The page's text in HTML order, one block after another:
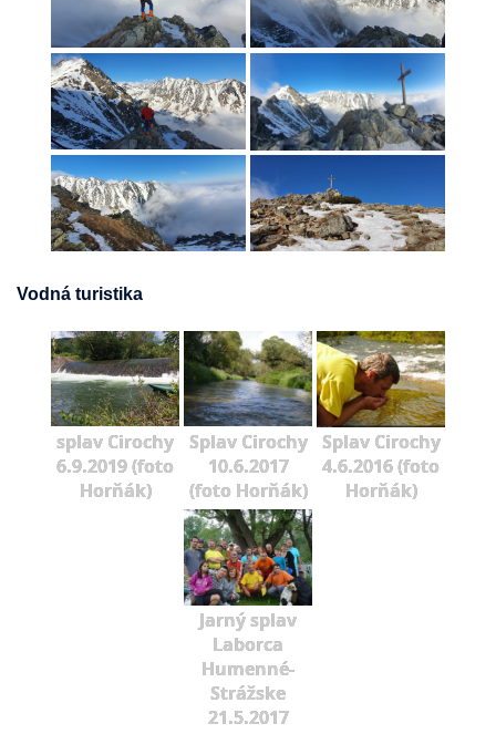
Vodná turistika
splav Cirochy
6.9.2019 (foto
Horňák)
Splav Cirochy
10.6.2017
(foto Horňák)
Splav Cirochy
4.6.2016 (foto
Horňák)
Jarný splav
Laborca
Humenné-
Strážske
21.5.2017